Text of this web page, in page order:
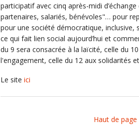
participatif avec cinq après-midi
partenaires, salariés, bénévoles"… pour
pour une société démocratique,
ce qui fait lien social aujourd’hui et
du 9 sera consacrée à la laïcité, celle du
l'engagement, celle du 12 aux solidarités
Le site ici
Haut de page